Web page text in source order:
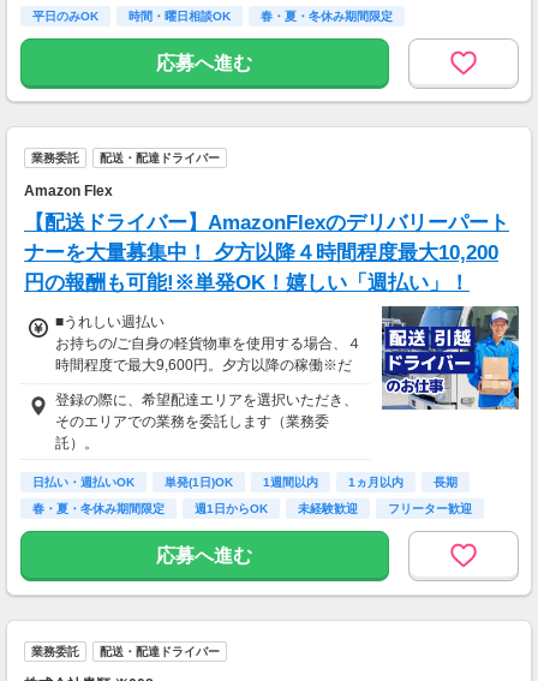
・70歳以上は日給マイナス1000円
1勤務につき1000円支給します
■65歳～69歳迄では他の年代と同じ現場でも
70歳以降では低負荷業務や季節により
相談の上短時間勤務をすることもあるため
平日のみOK
時間・曜日相談OK
春・夏・冬休み期間限定
副業・ＷワークOK
応募へ進む
業務委託 配送・配達ドライバー
Amazon Flex
【配送ドライバー】AmazonFlexのデリバリーパート
ナーを大量募集中！ 夕方以降４時間程度最大10,200
円の報酬も可能!※単発OK！嬉しい「週払い」！
■うれしい週払い
お持ちの/ご自身の軽貨物車を使用する場合、４
時間程度で最大9,600円。夕方以降の稼働※だ
と４時間程度で最大10,200円の報酬が獲得可
能！給与ではなく、委託業務に応じた報酬をお
支払いする業務委託のお仕事です。うれしい週
払い。
定。地域により異なります
払いますが、可能な場合は、より早く、週払い
で前週稼働分をお支払いします。
登録の際に、希望配達エリアを選択いただき、
そのエリアでの業務を委託します（業務委
登録の際に、希望配達エリアを選択いただき、
そのエリアでの業務を委託します（業務委
託）。
日払い・週払いOK 単発(1日)OK 1週間以内 1ヵ月以内
長期
春・夏・冬休み期間限定
週1日からOK 未経験歓迎 フリーター歓迎
応募へ進む
業務委託 配送・配達ドライバー